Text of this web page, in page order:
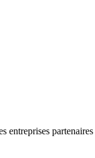
entreprises partenaires